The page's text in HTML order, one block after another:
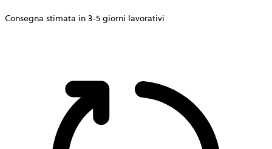
Consegna stimata in 3-5 giorni lavorativi